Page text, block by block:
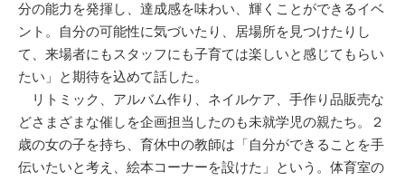
分の能力を発揮し、達成感を味わい、輝くことができるイベ
ント。自分の可能性に気づいたり、居場所を見つけたりし
て、来場者にもスタッフにも子育ては楽しいと感じてもらい
たい」と期待を込めて話した。
リトミック、アルバム作り、ネイルケア、手作り品販売な
どさまざまな催しを企画担当したのも未就学児の親たち。２
歳の女の子を持ち、育休中の教師は「自分ができることを手
伝いたいと考え、絵本コーナーを設けた」という。体育室の